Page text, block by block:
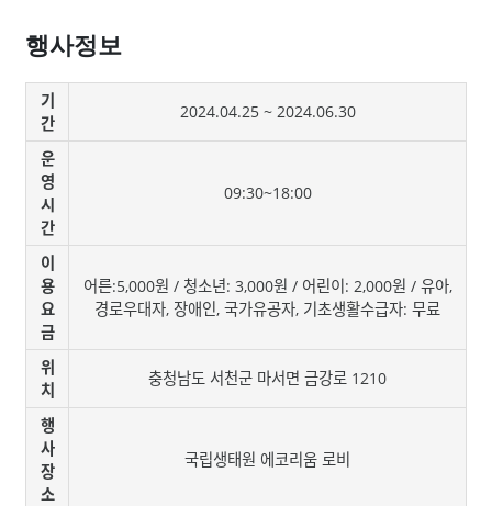
행사정보
기
간
2024.04.25 ~ 2024.06.30
운
영
시
간
09:30~18:00
이
용
요
금
어른:5,000원 / 청소년: 3,000원 / 어린이: 2,000원 / 유아,
경로우대자, 장애인, 국가유공자, 기초생활수급자: 무료
위
치
충청남도 서천군 마서면 금강로 1210
행
사
장
소
국립생태원 에코리움 로비